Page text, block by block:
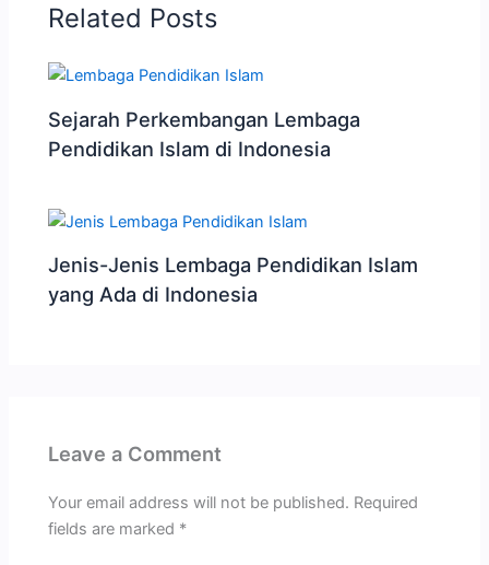
Related Posts
Sejarah Perkembangan Lembaga
Pendidikan Islam di Indonesia
Jenis-Jenis Lembaga Pendidikan Islam
yang Ada di Indonesia
Leave a Comment
Your email address will not be published. Required
fields are marked *